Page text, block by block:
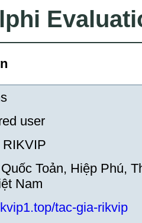
user
Toản, Hiệp Phú,
Nam
tac-gia-rikvip